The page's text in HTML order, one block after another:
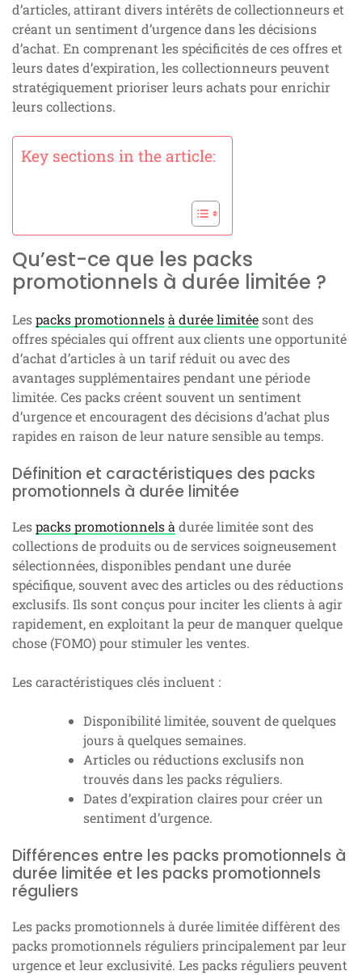
d’articles, attirant divers intérêts de collectionneurs et
créant un sentiment d’urgence dans les décisions
d’achat. En comprenant les spécificités de ces offres et
leurs dates d’expiration, les collectionneurs peuvent
stratégiquement prioriser leurs achats pour enrichir
leurs collections.
Key sections in the article:
Qu’est-ce que les packs
promotionnels à durée limitée ?
Lespacks promotionnelsà durée limitéesont des
offres spéciales qui offrent aux clients une opportunité
d’achat d’articles à un tarif réduit ou avec des
avantages supplémentaires pendant une période
limitée. Ces packs créent souvent un sentiment
d’urgence et encouragent des décisions d’achat plus
rapides en raison de leur nature sensible au temps.
Définition et caractéristiques des packs
promotionnels à durée limitée
Lespacks promotionnels àdurée limitée sont des
collections de produits ou de services soigneusement
sélectionnées, disponibles pendant une durée
spécifique, souvent avec des articles ou des réductions
exclusifs. Ils sont conçus pour inciter les clients à agir
rapidement, en exploitant la peur de manquer quelque
chose (FOMO) pour stimuler les ventes.
Les caractéristiques clés incluent :
Disponibilité limitée, souvent de quelques
jours à quelques semaines.
Articles ou réductions exclusifs non
trouvés dans les packs réguliers.
Dates d’expiration claires pour créer un
sentiment d’urgence.
Différences entre les packs promotionnels à
durée limitée et les packs promotionnels
réguliers
Les packs promotionnels à durée limitée diffèrent des
packs promotionnels réguliers principalement par leur
urgence et leur exclusivité. Les packs réguliers peuvent